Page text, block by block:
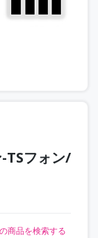
TSフォン/
商品を検索する